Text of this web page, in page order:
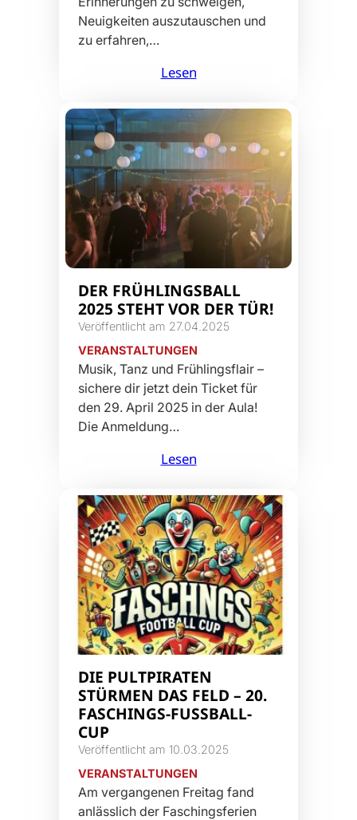
Neuigkeiten auszutauschen und
zu erfahren,…
Lesen
DER FRÜHLINGSBALL
2025 STEHT VOR DER TÜR!
Veröffentlicht am 27.04.2025
VERANSTALTUNGEN
Musik, Tanz und Frühlingsflair –
sichere dir jetzt dein Ticket für
den 29. April 2025 in der Aula!
Die Anmeldung…
Lesen
DIE PULTPIRATEN
STÜRMEN DAS FELD – 20.
FASCHINGS-FUSSBALL-C
UP
Veröffentlicht am 10.03.2025
VERANSTALTUNGEN
Am vergangenen Freitag fand
anlässlich der Faschingsferien